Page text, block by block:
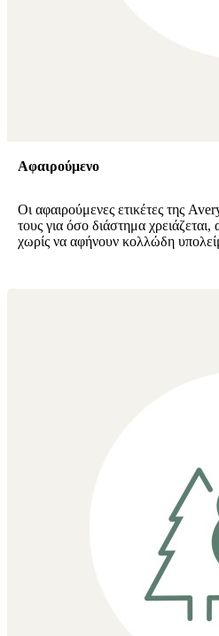
Αφαιρούμενο
Οι αφαιρούμενες ετικέτες της
τους για όσο διάστημα
χωρίς να αφήνουν κολλώδη